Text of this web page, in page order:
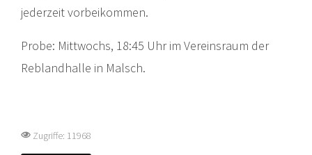
jederzeit vorbeikommen.
Probe: Mittwochs, 18:45 Uhr im Vereinsraum der
Reblandhalle in Malsch.
Zugriffe: 11968